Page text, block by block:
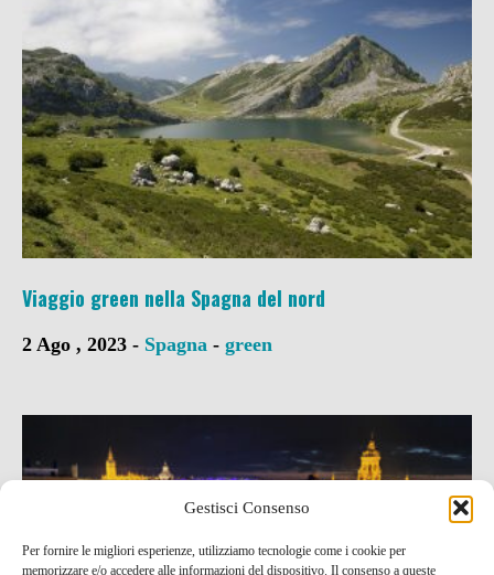
Gestisci Consenso
Per fornire le migliori esperienze, utilizziamo tecnologie come i cookie per
memorizzare e/o accedere alle informazioni del dispositivo. Il consenso a queste
Viaggio green nella Spagna del nord
2 Ago , 2023 - Spagna - green